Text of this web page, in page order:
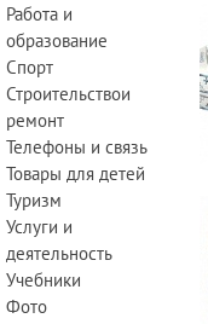
Работа и
образование
Спорт
Строительствои
ремонт
Телефоны и связь
Товары для детей
Туризм
Услуги и
деятельность
Учебники
Фото